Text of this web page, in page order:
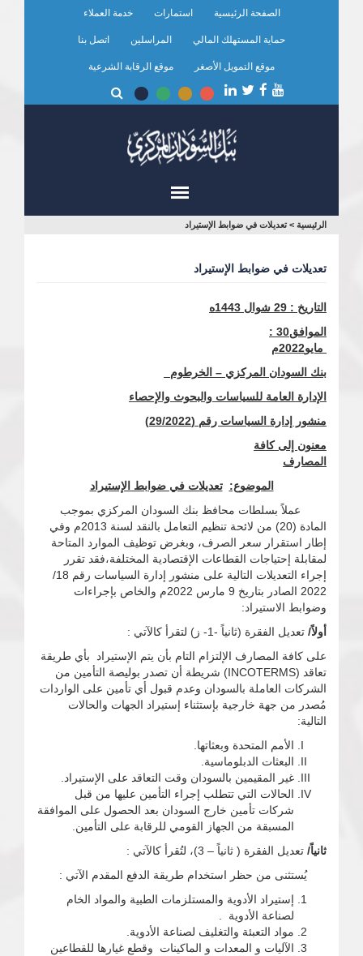
الصفحة الرئيسية استمارات خدمة العملاء
حماية المستهلك المالي المراسلين اتصل بنا
موقع التمويل الأصغر موقع الرقابة الشرعية
أنت
الرئيسية > تعديلات في ضوابط الإستيراد
تعديلات في ضوابط الإستيراد
التاريخ : 29 شوال 1443ه
الموافق30 :
مايو2022م
بنك السودان المركزي – الخرطوم
الإدارة العامة للسياسات والبحوث والإحصاء
منشور إدارة السياسات رقم (29/2022)
معنون إلى كافة
المصارف
الموضوع: تعديلات في ضوابط الإستيراد
عملاً بسلطات محافظ بنك السودان المركزي بموجب
المادة (20) من لائحة تنظيم التعامل بالنقد لسنة 2013م وفي
إطار استقرار سعر الصرف، وبغرض توظيف الموارد المتاحة
لمقابلة إحتياجات القطاعات الإقتصادية المختلفة،فقد تقرر
إجراء التعديلات التالية على منشور إدارة السياسات رقم 18/
2022 الصادر بتاريخ 9 مارس 2022م والخاص بإجراءات
وضوابط الاستيراد:
أولاً/ تعديل الفقرة (ثانياً -1- ز) لتقرأ كالآتي :
على كافة المصارف الإلتزام التام بأن يتم الإستيراد بأي طريقة
تعاقد (INCOTERMS) شريطة أن تصدر بوليصة التأمين من
الشركات العاملة بالسودان وعدم قبول أي تأمين على الواردات
مُصدر من جهة خارجية بإستثناء إستيراد الجهات والحالات
التالية:
الأمم المتحدة وبعثاتها.
البعثات الدبلوماسية.
غير المقيمين بالسودان وقت التعاقد على الإستيراد.
الحالات التي تتطلب إجراء التأمين عليها من قبل
شركات تأمين خارج السودان بعد الحصول على الموافقة
المسبقة من الجهاز القومي للرقابة على التأمين.
ثانياً/ تعديل الفقرة ( ثانياً – 3)، لتُقرأ كالآتي :
يُستثنى من حظر استخدام طريقة الدفع المقدم الآتي :
إستيراد الأدوية والمستلزمات الطبية والمواد الخام
لصناعة الأدوية .
مواد التعبئة والتغليف لصناعة الأدوية.
الآليات و المعدات و الماكينات وقطع غيارها للقطاعين